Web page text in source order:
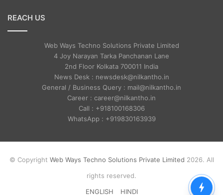
REACH US
Web Ways Techno Solutions Private Limited
4 Joy Narayan Tarka Panchanan Lane
2nd Floor Kolkata 700011 India
News Desk : newsdesk@nilkantho.in
General / Business Query : mail@nilkantho.in
Career : career@nilkantho.in
Call : +918100168306
WhatsApp : +919830163939
© Copyright Web Ways Techno Solutions Private Limited 2026. All
rights reserved.
ENGLISH
HINDI